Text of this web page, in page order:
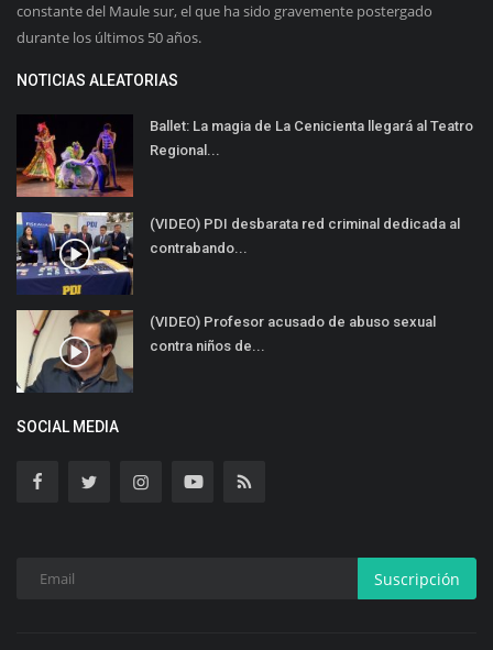
constante del Maule sur, el que ha sido gravemente postergado
durante los últimos 50 años.
NOTICIAS ALEATORIAS
Ballet: La magia de La Cenicienta llegará al Teatro
Regional...
(VIDEO) PDI desbarata red criminal dedicada al
contrabando...
(VIDEO) Profesor acusado de abuso sexual
contra niños de...
SOCIAL MEDIA
Suscripción